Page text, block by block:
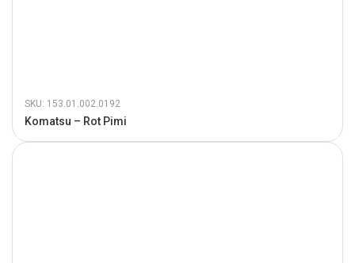
SKU: 153.01.002.0192
Komatsu – Rot Pimi